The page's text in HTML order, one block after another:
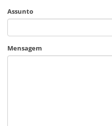
Assunto
Mensagem